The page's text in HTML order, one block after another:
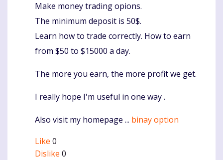
Komentaras
Make money trading opions.
The minimum deposit is 50$.
Learn how to trade correctly. How to earn
from $50 to $15000 a day.
The more you earn, the more profit we get.
I really hope I'm useful in one way .
Also visit my homepage ... binay option
Like 0
Dislike 0